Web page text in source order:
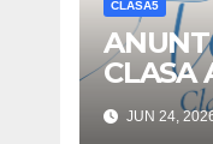
CLASA5
ANUNT
CLASA
JUN 24,